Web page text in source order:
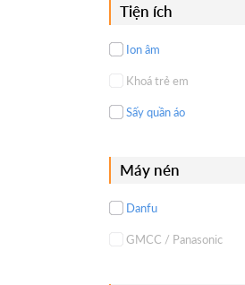
Tiện ích
Ion âm
Khoá trẻ em
Sấy quần áo
Máy nén
Danfu
GMCC / Panasonic